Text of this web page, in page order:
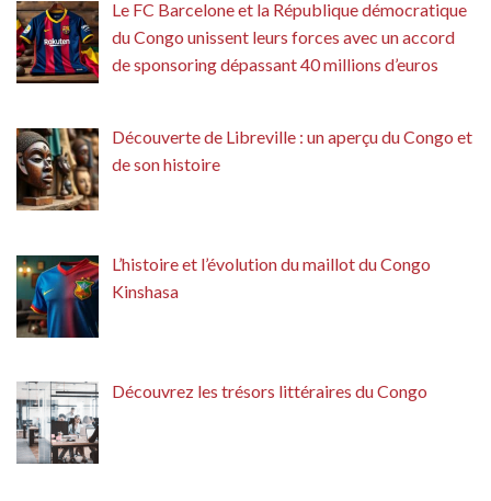
Le FC Barcelone et la République démocratique
du Congo unissent leurs forces avec un accord
de sponsoring dépassant 40 millions d’euros
Découverte de Libreville : un aperçu du Congo et
de son histoire
L’histoire et l’évolution du maillot du Congo
Kinshasa
Découvrez les trésors littéraires du Congo